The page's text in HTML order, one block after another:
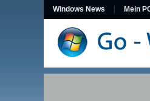
Windows News Mein